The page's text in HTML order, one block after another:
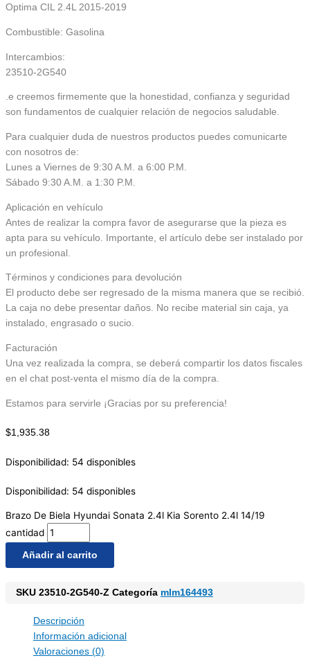
Optima CIL 2.4L 2015-2019
Combustible: Gasolina
Intercambios:
23510-2G540
.e creemos firmemente que la honestidad, confianza y seguridad
son fundamentos de cualquier relación de negocios saludable.
Para cualquier duda de nuestros productos puedes comunicarte
con nosotros de:
Lunes a Viernes de 9:30 A.M. a 6:00 P.M.
Sábado 9:30 A.M. a 1:30 P.M.
Aplicación en vehículo
Antes de realizar la compra favor de asegurarse que la pieza es
apta para su vehículo. Importante, el artículo debe ser instalado por
un profesional.
Términos y condiciones para devolución
El producto debe ser regresado de la misma manera que se recibió.
La caja no debe presentar daños. No recibe material sin caja, ya
instalado, engrasado o sucio.
Facturación
Una vez realizada la compra, se deberá compartir los datos fiscales
en el chat post-venta el mismo día de la compra.
Estamos para servirle ¡Gracias por su preferencia!
$1,935.38
Disponibilidad: 54 disponibles
Disponibilidad: 54 disponibles
Brazo De Biela Hyundai Sonata 2.4l Kia Sorento 2.4l 14/19
cantidad
Añadir al carrito
SKU 23510-2G540-Z Categoría mlm164493
Descripción
Información adicional
Valoraciones (0)